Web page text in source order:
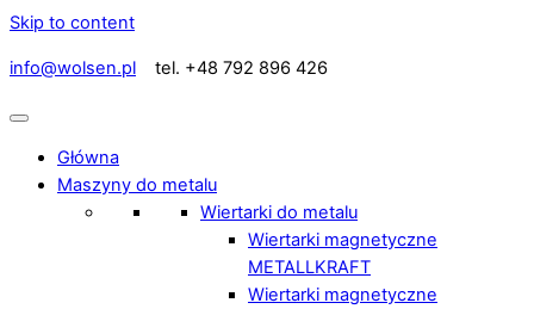
Skip to content
info@wolsen.pl tel. +48 792 896 426
Główna
Maszyny do metalu
Wiertarki do metalu
Wiertarki magnetyczne
METALLKRAFT
Wiertarki magnetyczne